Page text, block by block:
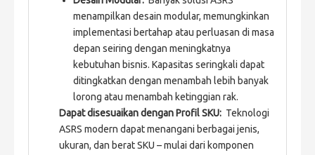
menampilkan desain modular, memungkinkan
implementasi bertahap atau perluasan di masa
depan seiring dengan meningkatnya
kebutuhan bisnis. Kapasitas seringkali dapat
ditingkatkan dengan menambah lebih banyak
lorong atau menambah ketinggian rak.
Dapat disesuaikan dengan Profil SKU: Teknologi
ASRS modern dapat menangani berbagai jenis,
ukuran, dan berat SKU – mulai dari komponen